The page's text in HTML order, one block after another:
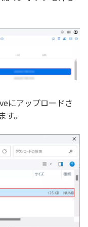
にアップロードさ
。